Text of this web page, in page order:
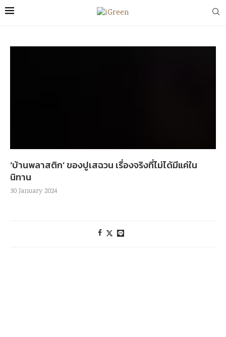
‘บ้านพลาสติก’ ของปูเสฉวน เรื่องจริงที่ไม่ได้มีแค่ใน
นิทาน
30 January 2024